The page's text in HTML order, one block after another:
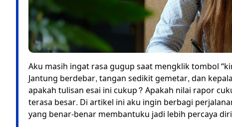
Aku masih ingat rasa gugup saat mengklik tombol
Jantung berdebar, tangan sedikit gemetar, dan
apakah tulisan esai ini cukup? Apakah nilai rapor
terasa besar. Di artikel ini aku ingin berbagi
yang benar-benar membantuku jadi lebih percaya